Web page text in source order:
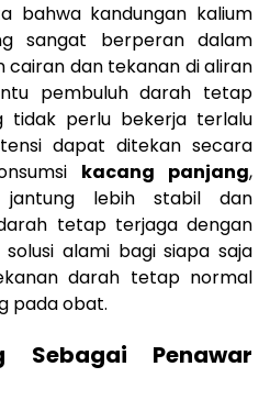
bahwa kandungan kalium
sangat berperan dalam
cairan dan tekanan di aliran
pembuluh darah tetap
tidak perlu bekerja terlalu
dapat ditekan secara
kacang panjang,
lebih stabil dan
tetap terjaga dengan
alami bagi siapa saja
darah tetap normal
pada obat.
Sebagai Penawar